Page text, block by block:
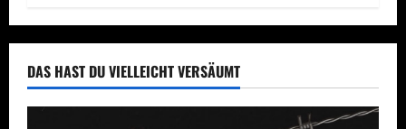
DAS HAST DU VIELLEICHT VERSÄUMT